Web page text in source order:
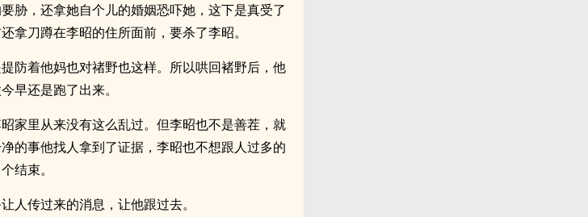
胁，还拿她自个儿的婚姻恐吓她，这下是真受了
拿刀蹲在李昭的住所面前，要杀了李昭。
防着他妈也对禇野也这样。所以哄回褚野后，他
早还是跑了出来。
家里从来没有这么乱过。但李昭也不是善茬，就
的事他找人拿到了证据，李昭也不想跟人过多的
结束。
人传过来的消息，让他跟过去。